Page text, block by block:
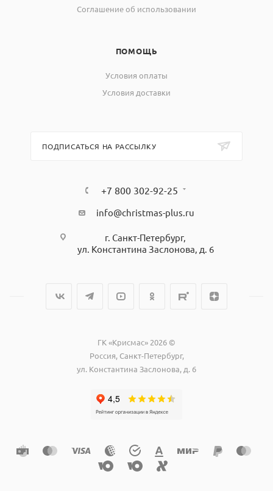
Соглашение об использовании
ПОМОЩЬ
Условия оплаты
Условия доставки
ПОДПИСАТЬСЯ НА РАССЫЛКУ
+7 800 302-92-25
info@christmas-plus.ru
г. Санкт-Петербург,
ул. Константина Заслонова, д. 6
ГК «Крисмас» 2026 ©
Россия, Санкт-Петербург,
ул. Константина Заслонова, д. 6